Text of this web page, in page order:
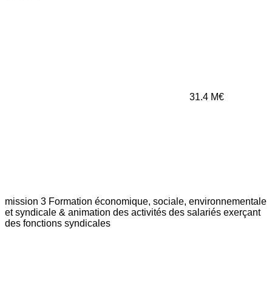
31.4 M€
mission 3 Formation économique, sociale, environnementale
et syndicale & animation des activités des salariés exerçant
des fonctions syndicales